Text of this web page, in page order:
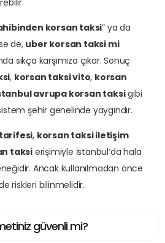
korsan taksi” ya da
de,uber korsan taksi mi
sıkça karşımıza çıkar. Sonuç
, korsan taksi vito, korsan
avrupa korsan taksigibi
şehir genelinde yaygındır.
, korsan taksi iletişim
taksierişimiyle İstanbul’da hala
Ancak kullanılmadan önce
riskleri bilinmelidir.
güvenli mi?